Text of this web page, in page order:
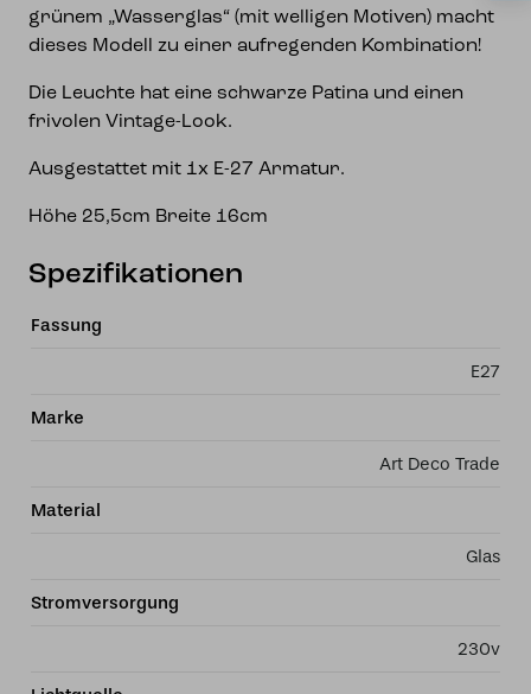
grünem „Wasserglas“ (mit welligen Motiven) macht
dieses Modell zu einer aufregenden Kombination!
Die Leuchte hat eine schwarze Patina und einen
frivolen Vintage-Look.
Ausgestattet mit 1x E-27 Armatur.
Höhe 25,5cm Breite 16cm
Spezifikationen
Fassung
E27
Marke
Art Deco Trade
Material
Glas
Stromversorgung
230v